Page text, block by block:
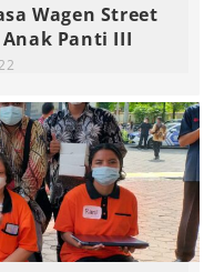
Wagen Street
Anak Panti III